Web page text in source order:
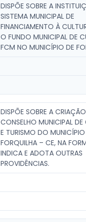
DISPÕE SOBRE A
SISTEMA MUNICIPAL DE
FINANCIAMENTO À
O FUNDO MUNICIPAL DE
FCM NO MUNICÍPIO DE
DISPÕE SOBRE A
CONSELHO MUNICIPAL DE
E TURISMO DO MUNICÍPIO
FORQUILHA – CE, NA
INDICA E ADOTA OUTRAS
PROVIDÊNCIAS.